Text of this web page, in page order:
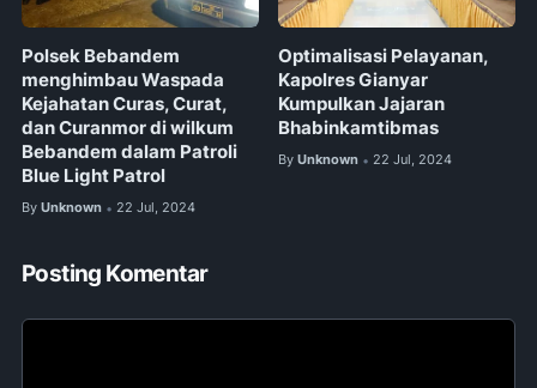
Polsek Bebandem
menghimbau Waspada
Kejahatan Curas, Curat,
dan Curanmor di wilkum
Bebandem dalam Patroli
Blue Light Patrol
By Unknown • 22 Jul, 2024
Optimalisasi Pelayanan,
Kapolres Gianyar
Kumpulkan Jajaran
Bhabinkamtibmas
By Unknown • 22 Jul, 2024
Posting Komentar